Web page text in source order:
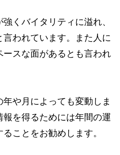
くバイタリティに溢れ、
言われています。また人に
スな面があるとも言われ
や月によっても変動しま
を得るためには年間の運
ことをお勧めします。